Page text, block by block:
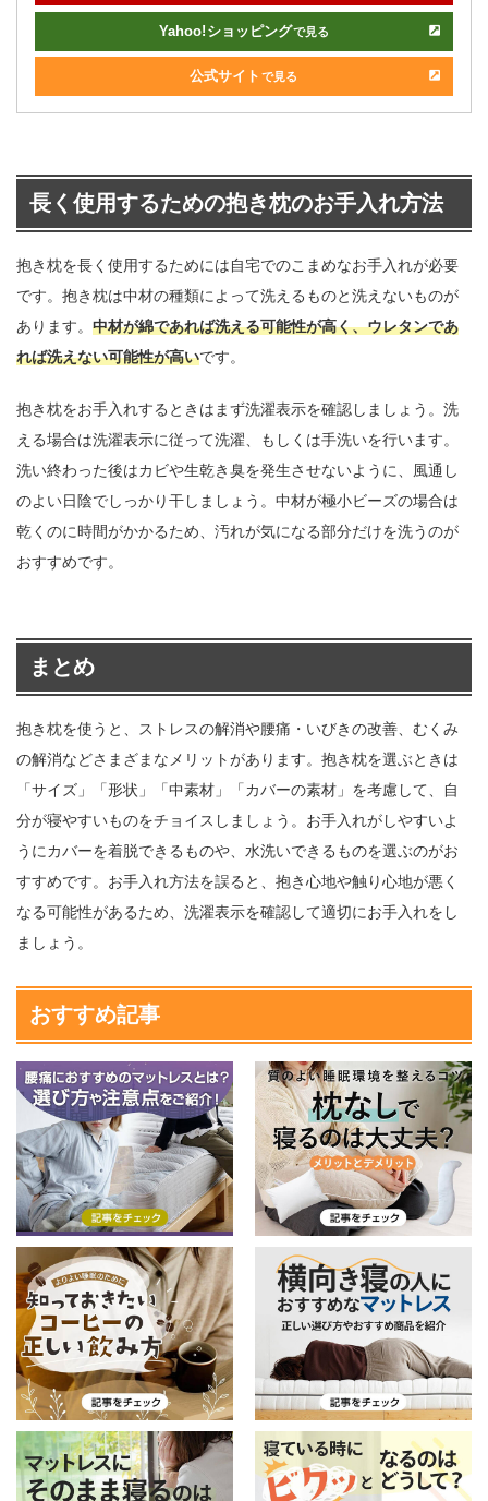
Yahoo! ショッピングで見る
公式サイト で見る
長く使用するための抱き枕のお手入れ方法
抱き枕を長く使用するためには自宅でのこまめなお手入れが必要
です。抱き枕は中材の種類によって洗えるものと洗えないものが
あります。 中材が綿であれば洗える可能性が高く、ウレタンであ
れば洗えない可能性が高いです。
抱き枕をお手入れするときはまず洗濯表示を確認しましょう。洗
える場合は洗濯表示に従って洗濯、もしくは手洗いを行います。
洗い終わった後はカビや生乾き臭を発生させないように、風通し
のよい日陰でしっかり干しましょう。中材が極小ビーズの場合は
乾くのに時間がかかるため、汚れが気になる部分だけを洗うのが
おすすめです。
まとめ
抱き枕を使うと、ストレスの解消や腰痛・いびきの改善、むくみ
の解消などさまざまなメリットがあります。抱き枕を選ぶときは
「サイズ」「形状」「中素材」「カバーの素材」を考慮して、自
分が寝やすいものをチョイスしましょう。お手入れがしやすいよ
うにカバーを着脱できるものや、水洗いできるものを選ぶのがお
すすめです。お手入れ方法を誤ると、抱き心地や触り心地が悪く
なる可能性があるため、洗濯表示を確認して適切にお手入れをし
ましょう。
おすすめ記事